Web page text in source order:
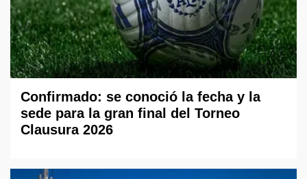
Confirmado: se conoció la fecha y la
sede para la gran final del Torneo
Clausura 2026